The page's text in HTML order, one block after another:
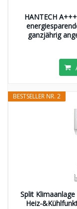
HANTECH
ganzjährig
BESTSELLER NR. 2
Split Klimaanlage
Heiz-